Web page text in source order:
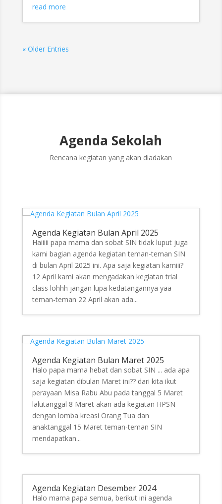
read more
« Older Entries
Agenda Sekolah
Rencana kegiatan yang akan diadakan
Agenda Kegiatan Bulan April 2025
Haiiiii papa mama dan sobat SIN tidak luput juga
kami bagian agenda kegiatan teman-teman SIN
di bulan April 2025 ini. Apa saja kegiatan kamiii?
12 April kami akan mengadakan kegiatan trial
class lohhh jangan lupa kedatangannya yaa
teman-teman 22 April akan ada...
Agenda Kegiatan Bulan Maret 2025
Halo papa mama hebat dan sobat SIN ... ada apa
saja kegiatan dibulan Maret ini?? dari kita ikut
perayaan Misa Rabu Abu pada tanggal 5 Maret
lalutanggal 8 Maret akan ada kegiatan HPSN
dengan lomba kreasi Orang Tua dan
anaktanggal 15 Maret teman-teman SIN
mendapatkan...
Agenda Kegiatan Desember 2024
Halo mama papa semua, berikut ini agenda